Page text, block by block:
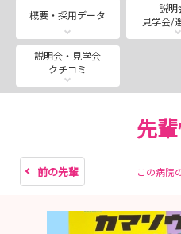
イベントの様子や病院の日常
ください
概要・採用データ
説明
見学会/
説明会・見学会
クチコミ
先
前の先輩 この病院